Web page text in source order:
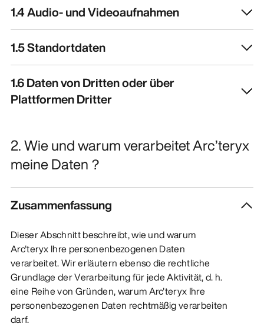
1.4 Audio- und Videoaufnahmen
1.5 Standortdaten
1.6 Daten von Dritten oder über
Plattformen Dritter
2. Wie und warum verarbeitet Arc’teryx
meine Daten？
Zusammenfassung
Dieser Abschnitt beschreibt, wie und warum
Arc'teryx Ihre personenbezogenen Daten
verarbeitet. Wir erläutern ebenso die rechtliche
Grundlage der Verarbeitung für jede Aktivität, d. h.
eine Reihe von Gründen, warum Arc'teryx Ihre
personenbezogenen Daten rechtmäßig verarbeiten
darf.